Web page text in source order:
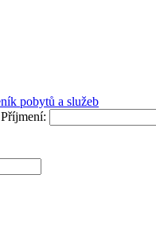
Příjmení: